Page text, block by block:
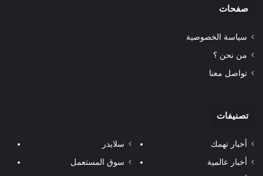
صفحات
سياسة الخصوصية
من نحن ؟
تواصل معنا
تصنيفات
أخبار تهمك
أخبار عالمية
سلايدر
سوق المستعمل